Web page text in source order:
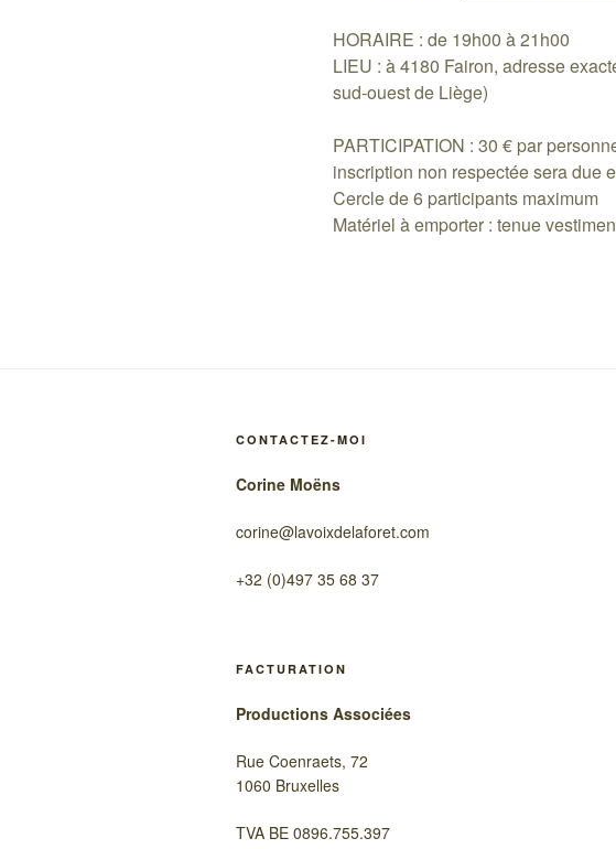
HORAIRE : de 19h00 à 21h00
LIEU : à 4180 Fairon, adresse
sud-ouest de Liège)
PARTICIPATION : 30 € par
inscription non respectée sera due
Cercle de 6 participants maximum
Matériel à emporter : tenue
CONTACTEZ-MOI
Corine Moëns
corine@lavoixdelaforet.com
+32 (0)497 35 68 37
FACTURATION
Productions Associées
Rue Coenraets, 72
1060 Bruxelles
TVA BE 0896.755.397